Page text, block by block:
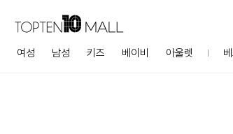
여성 남성 키즈 베이비 아울렛